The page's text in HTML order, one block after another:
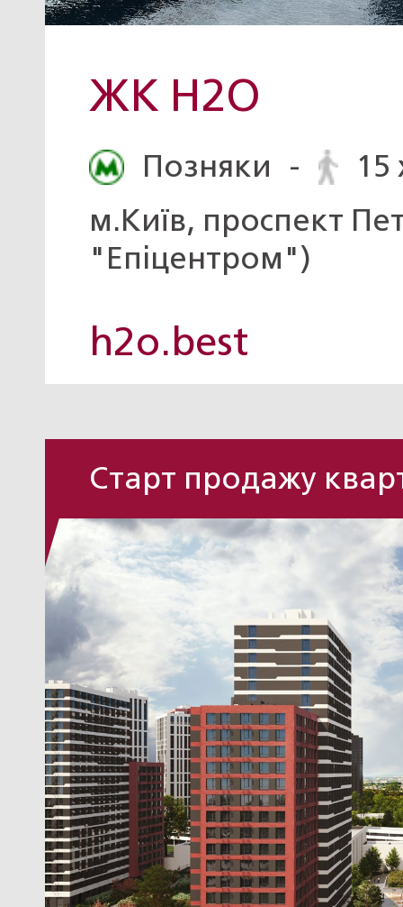
ЖК H2O
Позняки -
15
м.Київ, проспект
"Епіцентром")
h2o.best
Старт продажу